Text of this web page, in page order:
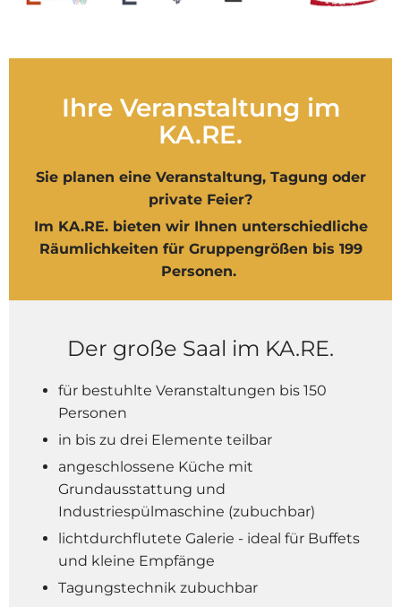
Ihre Veranstaltung im
KA.RE.
Sie planen eine Veranstaltung, Tagung oder
private Feier?
Im KA.RE. bieten wir Ihnen unterschiedliche
Räumlichkeiten für Gruppengrößen bis 199
Personen.
Der große Saal im KA.RE.
für bestuhlte Veranstaltungen bis 150
Personen
in bis zu drei Elemente teilbar
angeschlossene Küche mit
Grundausstattung und
Industriespülmaschine (zubuchbar)
lichtdurchflutete Galerie - ideal für Buffets
und kleine Empfänge
Tagungstechnik zubuchbar